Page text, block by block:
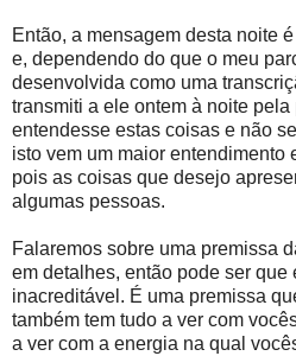
Então, a mensagem desta noite
e, dependendo do que o meu
desenvolvida como uma
transmiti a ele ontem à noite
entendesse estas coisas e não
isto vem um maior entendimento
pois as coisas que desejo
algumas pessoas.
Falaremos sobre uma premissa
em detalhes, então pode ser que
inacreditável. É uma premissa
também tem tudo a ver com
a ver com a energia na qual